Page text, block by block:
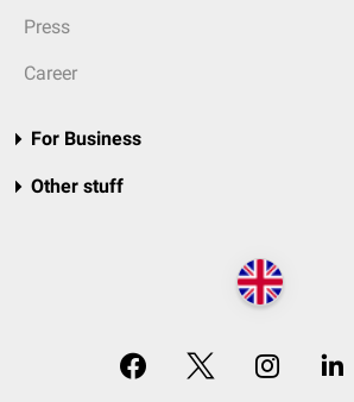
Press
Career
For Business
Other stuff